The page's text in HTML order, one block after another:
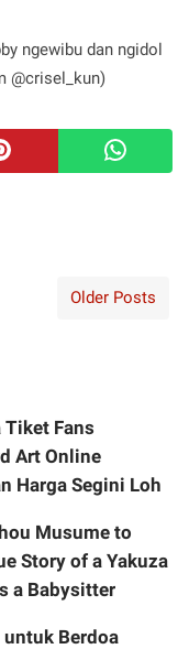
ngewibu dan ngidol
@crisel_kun)
Older Posts
Tiket Fans
Art Online
Harga Segini Loh
Musume to
Story of a Yakuza
a Babysitter
Berdoa